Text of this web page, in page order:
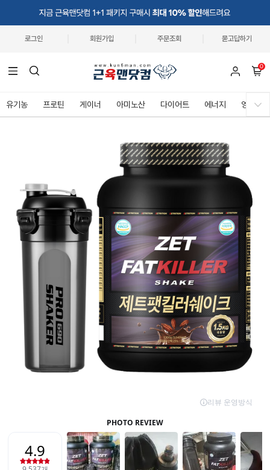
로그인 회원가입 주문조회 묻고답하기
0
유기농 프로틴 게이너 아미노산 다이어트 에너지 영양제